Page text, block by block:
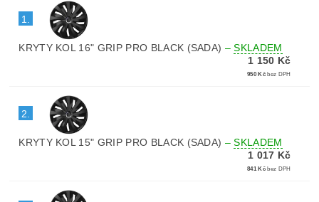
1.
KRYTY KOL 16" GRIP PRO BLACK (SADA) –SKLADEM
1 150 Kč
950 Kč bez DPH
2.
KRYTY KOL 15" GRIP PRO BLACK (SADA) –SKLADEM
1 017 Kč
841 Kč bez DPH